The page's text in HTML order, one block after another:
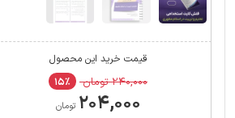
قیمت خرید این محصول
۲۴۰,۰۰۰ تومان ۱۵٪
۲۰۴,۰۰۰ تومان